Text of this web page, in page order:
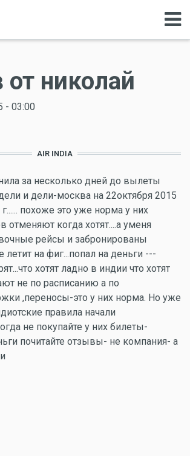
николай
- 03:00
AIR INDIA
за несколько дней до вылеты
и дели-москва на 22октября 2015
похоже это уже норма у них
отменяют когда хотят....а уменя
рейсы и забронированы
летит на фиг...попал на деньги ---
хотят ладно в индии что хотят
не по расписанию а по
,переносы-это у них норма. Но уже
правила начали
не покупайте у них билеты-
почитайте отзывы- не компания- а